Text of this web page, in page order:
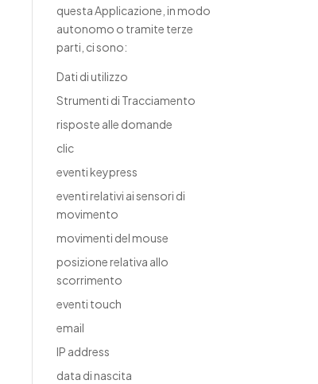
questa Applicazione, in modo
autonomo o tramite terze
parti, ci sono:
Dati di utilizzo
Strumenti di Tracciamento
risposte alle domande
clic
eventi keypress
eventi relativi ai sensori di
movimento
movimenti del mouse
posizione relativa allo
scorrimento
eventi touch
email
IP address
data di nascita